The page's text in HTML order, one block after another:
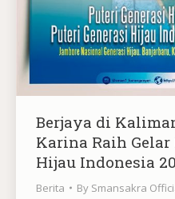
Berjaya di
Karina Raih Gelar
Hijau Indonesia
Berita By Smansakra